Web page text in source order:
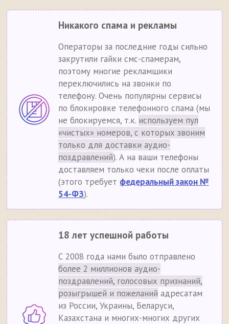
Никакого спама и рекламы
Операторы за последние годы сильно
закрутили гайки смс-спамерам,
поэтому многие рекламщики
переключились на звонки по
телефону. Очень популярны сервисы
по блокировке телефонного спама (мы
не блокируемся, т.к. используем пул
«чистых» номеров, с которых звоним
только для доставки аудио-
поздравлений). А на ваши телефоны
доставляем только чеки после оплаты
(этого требует федеральный закон №
54-ФЗ).
18 лет успешной работы
С 2008 года нами было отправлено
более 2 миллионов аудио-
поздравлений, голосовых признаний,
розыгрышей и пожеланий адресатам
из России, Украины, Беларуси,
Казахстана и многих-многих других